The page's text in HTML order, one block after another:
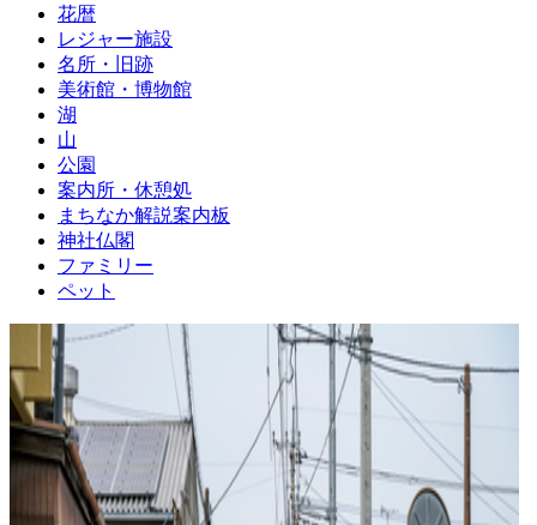
花暦
レジャー施設
名所・旧跡
美術館・博物館
湖
山
公園
案内所・休憩処
まちなか解説案内板
神社仏閣
ファミリー
ペット